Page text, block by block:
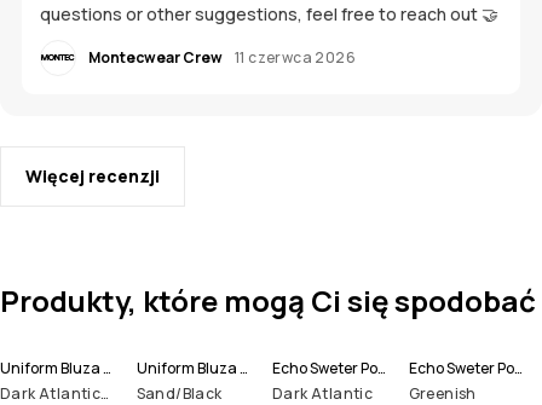
questions or other suggestions, feel free to reach out 🤝
Montecwear Crew 11 czerwca 2026
Więcej recenzji
Produkty, które mogą Ci się spodobać
Uniform Bluza Polarowa Mężczyźni
Dark Atlantic/Black
Uniform Bluza Polarowa Mężczyźni
Sand/Black
Echo Sweter Polarowy Mężczyźni
Dark Atlantic
Echo Sweter Polarowy Mężczyźni
Greenish